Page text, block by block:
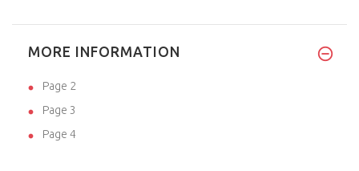
MORE INFORMATION
Page 2
Page 3
Page 4